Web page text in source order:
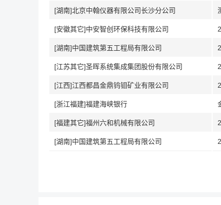
[湖南]北京中翰仪器有限公司长沙分公司
[安徽其它]中安智创环保科技有限公司
[湖南]中国建筑第五工程局有限公司
[江苏其它]圣晖系统集成集团股份有限公司
[江西]江西都昌金鼎钨钼矿业有限公司
[浙江福建]福建海峡银行
[福建其它]福州六和机械有限公司
[湖南]中国建筑第五工程局有限公司